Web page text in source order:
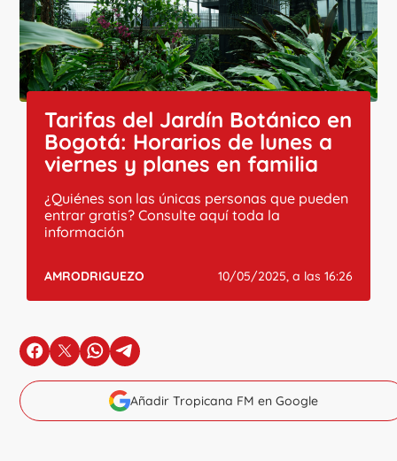
Tarifas del Jardín Botánico en
Bogotá: Horarios de lunes a
viernes y planes en familia
¿Quiénes son las únicas personas que pueden
entrar gratis? Consulte aquí toda la
información
AMRODRIGUEZO 10/05/2025, a las 16:26
en Facebook
en Xen Whatsapp
en Telegram
Añadir Tropicana FM en Google